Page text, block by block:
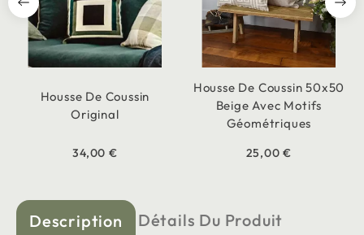
Housse De Coussin
Original
34,00 €
Housse De Coussin 50x50
Beige Avec Motifs
Géométriques
25,00 €
Description Détails Du Produit